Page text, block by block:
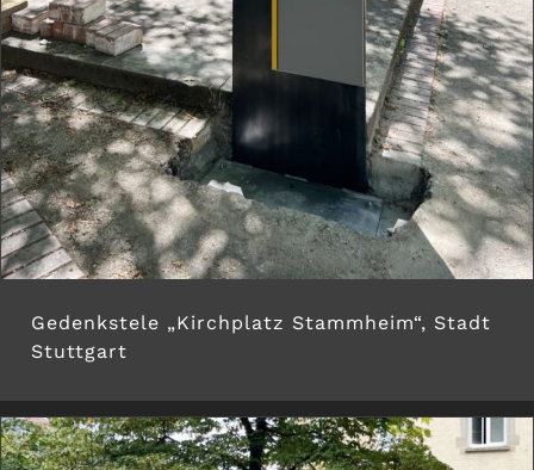
Gedenkstele „Kirchplatz Stammheim“, Stadt
Stuttgart